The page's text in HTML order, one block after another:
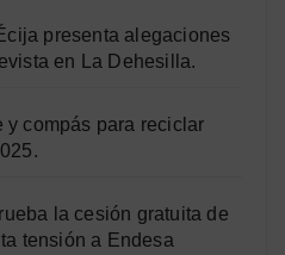
presenta alegaciones
en La Dehesilla.
y compás para reciclar
la cesión gratuita de
tensión a Endesa